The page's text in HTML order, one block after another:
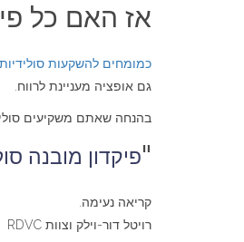
אז האם כל
כמומחים להשקעות סולידיות
גם אופציה מעניינת לרווח.
בהנחה שאתם משקיעים
"פיקדון מובנה
קריאה נעימה.
רויטל דור-וילק וצוות RDVC